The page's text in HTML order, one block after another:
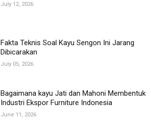
July 12, 2026
Fakta Teknis Soal Kayu Sengon Ini Jarang
Dibicarakan
July 05, 2026
Bagaimana kayu Jati dan Mahoni Membentuk
Industri Ekspor Furniture Indonesia
June 11, 2026